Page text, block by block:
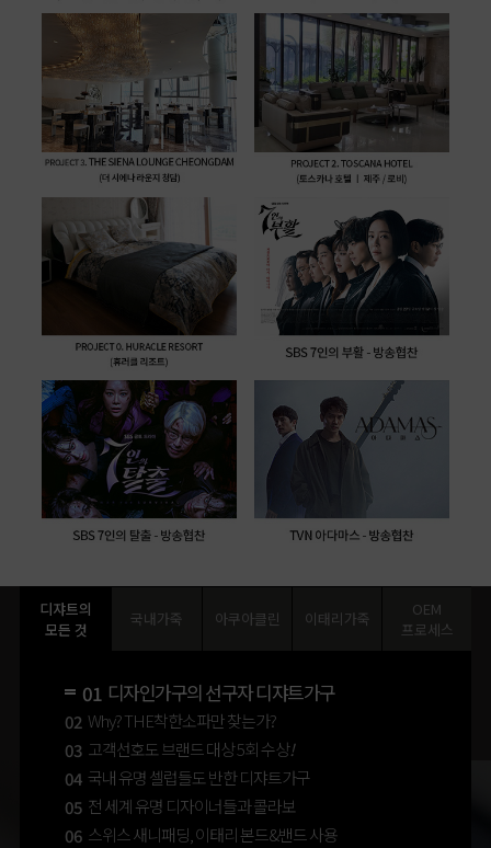
디쟈트의
모든 것
국내가죽 아쿠아클린 이태리가죽
OEM
프로세스
01 디자인가구의 선구자 디쟈트가구
02 Why? THE착한소파만 찾는가?
03 고객선호도 브랜드 대상 5회 수상!
04 국내 유명 셀럽들도 반한 디쟈트가구
05 전 세계 유명 디자이너들과 콜라보
06 스위스 새니패딩, 이태리 본드&밴드 사용